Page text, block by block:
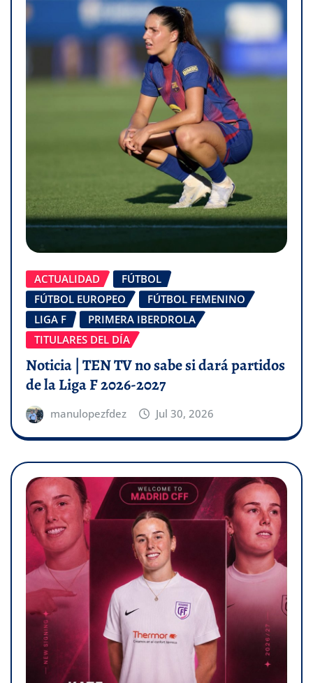
ACTUALIDAD
FÚTBOL
FÚTBOL EUROPEO
FÚTBOL FEMENINO
LIGA F
PRIMERA IBERDROLA
TITULARES DEL DÍA
Noticia | TEN TV no sabe si dará partidos
de la Liga F 2026-2027
manulopezfdez Jul 30, 2026